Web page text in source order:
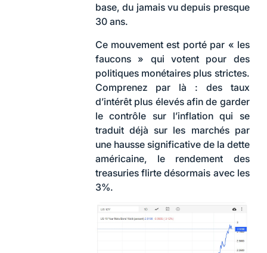
base, du jamais vu depuis presque
30 ans.
Ce mouvement est porté par « les
faucons » qui votent pour des
politiques monétaires plus strictes.
Comprenez par là : des taux
d’intérêt plus élevés afin de garder
le contrôle sur l’inflation qui se
traduit déjà sur les marchés par
une hausse significative de la dette
américaine, le rendement des
treasuries flirte désormais avec les
3%.